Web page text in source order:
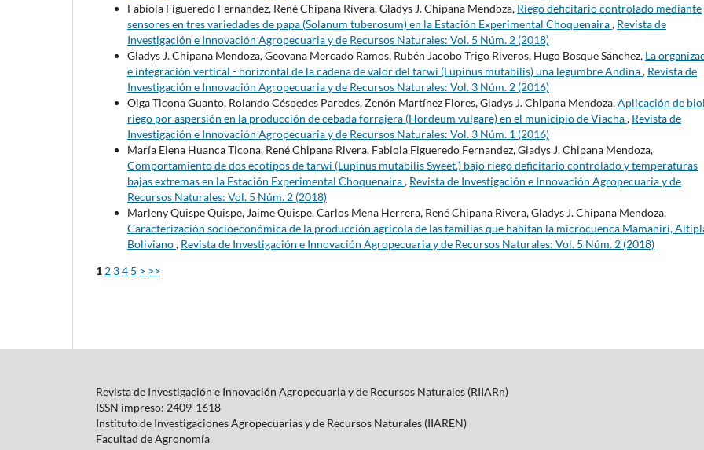
Fabiola Figueredo Fernandez, René Chipana Rivera, Gladys J. Chipana Mendoza, Riego deficitario controlado mediante
sensores en tres variedades de papa (Solanum tuberosum) en la Estación Experimental Choquenaira, Revista de
Investigación e Innovación Agropecuaria y de Recursos Naturales: Vol. 5 Núm. 2 (2018)
Gladys J. Chipana Mendoza, Geovana Mercado Ramos, Rubén Jacobo Trigo Riveros, Hugo Bosque Sánchez, La
e integración vertical - horizontal de la cadena de valor del tarwi (Lupinus mutabilis) una legumbre Andina, Revista de
Investigación e Innovación Agropecuaria y de Recursos Naturales: Vol. 3 Núm. 2 (2016)
Olga Ticona Guanto, Rolando Céspedes Paredes, Zenón Martínez Flores, Gladys J. Chipana Mendoza,Aplicación de
riego por aspersión en la producción de cebada forrajera (Hordeum vulgare) en el municipio de Viacha, Revista de
Investigación e Innovación Agropecuaria y de Recursos Naturales: Vol. 3 Núm. 1 (2016)
María Elena Huanca Ticona, René Chipana Rivera, Fabiola Figueredo Fernandez, Gladys J. Chipana Mendoza,
Comportamiento de dos ecotipos de tarwi (Lupinus mutabilis Sweet.) bajo riego deficitario controlado y temperaturas
bajas extremas en la Estación Experimental Choquenaira, Revista de Investigación e Innovación Agropecuaria y de
Recursos Naturales: Vol. 5 Núm. 2 (2018)
Marleny Quispe Quispe, Jaime Quispe, Carlos Mena Herrera, René Chipana Rivera, Gladys J. Chipana Mendoza,
Caracterización socioeconómica de la producción agrícola de las familias que habitan la microcuenca Mamaniri,
Boliviano, Revista de Investigación e Innovación Agropecuaria y de Recursos Naturales: Vol. 5 Núm. 2 (2018)
1 2 34 5 > >>
Revista de Investigación e Innovación Agropecuaria y de Recursos Naturales (RIIARn)
ISSN impreso: 2409-1618
Instituto de Investigaciones Agropecuarias y de Recursos Naturales (IIAREN)
Facultad de Agronomía